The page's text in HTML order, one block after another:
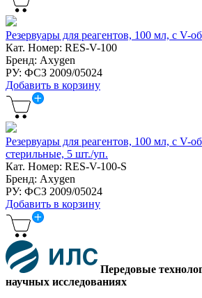
Резервуары для реагентов, 100 мл, с V-
Кат. Номер: RES-V-100
Бренд: Axygen
РУ: ФСЗ 2009/05024
Добавить в корзину
Резервуары для реагентов, 100 мл, с V-
стерильные, 5 шт./уп.
Кат. Номер: RES-V-100-S
Бренд: Axygen
РУ: ФСЗ 2009/05024
Добавить в корзину
Передовые
научных исследованиях